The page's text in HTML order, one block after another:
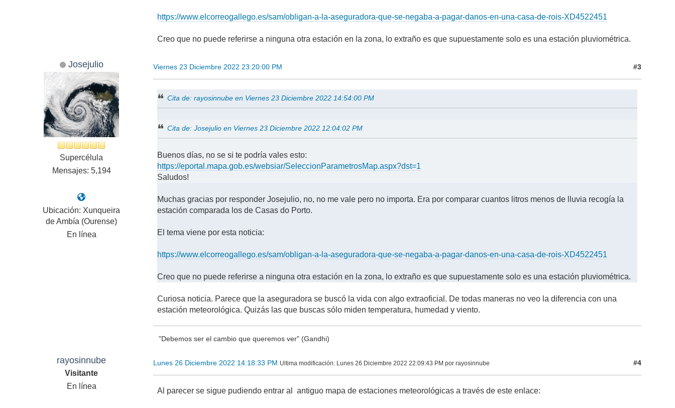
https://www.elcorreogallego.es/sam/obligan-a-la-aseguradora-que-se-negaba-a-pagar-danos-en-una-casa-de-rois-XD4522451
Creo que no puede referirse a ninguna otra estación en la zona, lo extraño es que supuestamente solo es una estación pluviométrica.
Josejulio
Supercélula
Mensajes: 5,194
Ubicación: Xunqueira
de Ambía (Ourense)
En línea
Viernes 23 Diciembre 2022 23:20:00 PM #3
Cita de: rayosinnube en Viernes 23 Diciembre 2022 14:54:00 PM
Cita de: Josejulio en Viernes 23 Diciembre 2022 12:04:02 PM
Buenos días, no se si te podría vales esto:
https://eportal.mapa.gob.es/websiar/SeleccionParametrosMap.aspx?dst=1
Saludos!
Muchas gracias por responder Josejulio, no, no me vale pero no importa. Era por comparar cuantos litros menos de lluvia recogía la
estación comparada los de Casas do Porto.
El tema viene por esta noticia:
https://www.elcorreogallego.es/sam/obligan-a-la-aseguradora-que-se-negaba-a-pagar-danos-en-una-casa-de-rois-XD4522451
Creo que no puede referirse a ninguna otra estación en la zona, lo extraño es que supuestamente solo es una estación pluviométrica.
Curiosa noticia. Parece que la aseguradora se buscó la vida con algo extraoficial. De todas maneras no veo la diferencia con una
estación meteorológica. Quizás las que buscas sólo miden temperatura, humedad y viento.
"Debemos ser el cambio que queremos ver" (Gandhi)
rayosinnube
Visitante
En línea
Lunes 26 Diciembre 2022 14:18:33 PM Ultima modificación: Lunes 26 Diciembre 2022 22:09:43 PM por rayosinnube #4
Al parecer se sigue pudiendo entrar al antiguo mapa de estaciones meteorológicas a través de este enlace: